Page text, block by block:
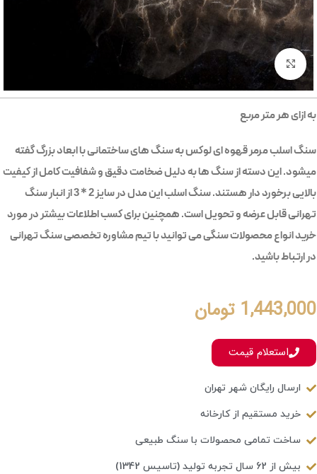
بزرگنمایی تصویر
به ازای هر متر مربع
سنگ اسلب مرمر قهوه ای لوکس به سنگ های ساختمانی با ابعاد بزرگ گفته
میشود. این دسته از سنگ ها به دلیل ضخامت دقیق و شفافیت کامل از کیفیت
بالایی برخورد دار هستند. سنگ اسلب این مدل در سایز 2 * 3 از انبار سنگ
تهرانی قابل عرضه و تحویل است. همچنین برای کسب اطلاعات بیشتر در مورد
خرید انواع محصولات سنگی می توانید با تیم مشاوره تخصصی سنگ تهرانی
در ارتباط باشید.
1,443,000 تومان
استعلام قیمت
ارسال رایگان شهر تهران
خرید مستقیم از کارخانه
ساخت تمامی محصولات با سنگ طبیعی
بیش از 62 سال تجربه تولید (تاسیس 1342)